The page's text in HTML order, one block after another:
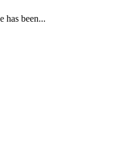
has been...